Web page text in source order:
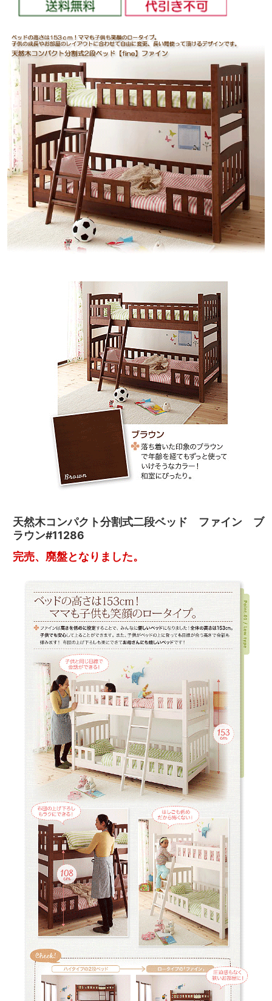
天然木コンパクト分割式二段ベッド ファイン ブ
ラウン#11286
完売、廃盤となりました。